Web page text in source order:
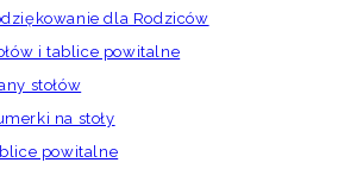
dla Rodziców
i tablice powitalne
stołów
na stoły
powitalne